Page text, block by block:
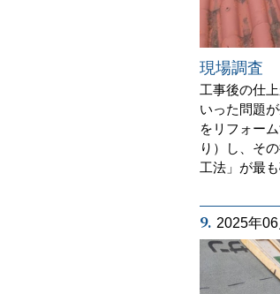
現場調査
工事後の仕
いった問題
をリフォー
り）し、そ
工法」が最
9. 2025年06